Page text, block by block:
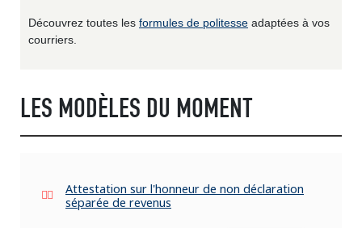
Découvrez toutes les formules de politesse adaptées à vos
courriers.
LES MODÈLES DU MOMENT
Attestation sur l'honneur de non déclaration
séparée de revenus